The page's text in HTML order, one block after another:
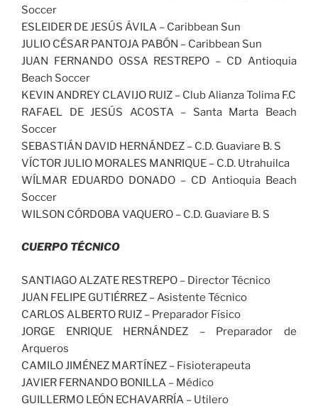
Soccer
ESLEIDER DE JESÚS ÁVILA – Caribbean Sun
JULIO CÉSAR PANTOJA PABÓN – Caribbean Sun
JUAN FERNANDO OSSA RESTREPO – CD Antioquia
Beach Soccer
KEVIN ANDREY CLAVIJO RUIZ – Club Alianza Tolima F.C
RAFAEL DE JESÚS ACOSTA – Santa Marta Beach
Soccer
SEBASTIÁN DAVID HERNÁNDEZ – C.D. Guaviare B. S
VÍCTOR JULIO MORALES MANRIQUE – C.D. Utrahuilca
WÍLMAR EDUARDO DONADO – CD Antioquia Beach
Soccer
WILSON CÓRDOBA VAQUERO – C.D. Guaviare B. S
CUERPO TÉCNICO
SANTIAGO ALZATE RESTREPO – Director Técnico
JUAN FELIPE GUTIÉRREZ – Asistente Técnico
CARLOS ALBERTO RUIZ – Preparador Físico
JORGE ENRIQUE HERNÁNDEZ – Preparador de
Arqueros
CAMILO JIMÉNEZ MARTÍNEZ – Fisioterapeuta
JAVIER FERNANDO BONILLA – Médico
GUILLERMO LEÓN ECHAVARRÍA – Utilero